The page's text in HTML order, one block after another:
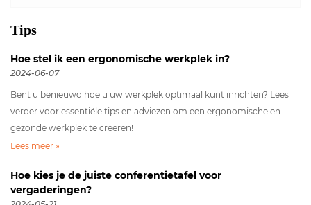
Tips
Hoe stel ik een ergonomische werkplek in?
2024-06-07
Bent u benieuwd hoe u uw werkplek optimaal kunt inrichten? Lees
verder voor essentiële tips en adviezen om een ergonomische en
gezonde werkplek te creëren!
Lees meer »
Hoe kies je de juiste conferentietafel voor
vergaderingen?